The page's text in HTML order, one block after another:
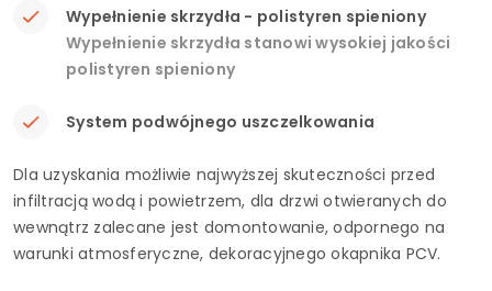
Wypełnienie skrzydła - polistyren spieniony
Wypełnienie skrzydła stanowi wysokiej jakości
polistyren spieniony
System podwójnego uszczelkowania
Dla uzyskania możliwie najwyższej skuteczności przed
infiltracją wodą i powietrzem, dla drzwi otwieranych do
wewnątrz zalecane jest domontowanie, odpornego na
warunki atmosferyczne, dekoracyjnego okapnika PCV.